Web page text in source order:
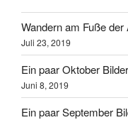
Wandern am Fuße
Juli 23, 2019
Ein paar Oktober
Juni 8, 2019
Ein paar September